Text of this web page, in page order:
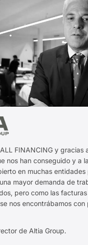
FINANCING y gracias
nos han conseguido y a
en muchas entidades
mayor demanda de
pero como las
nos encontrábamos con
de Altia Group.